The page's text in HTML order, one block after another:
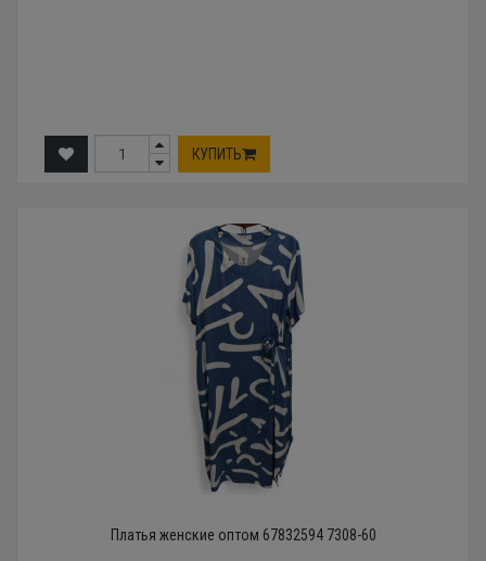
КУПИТЬ
Платья женские оптом 67832594 7308-60